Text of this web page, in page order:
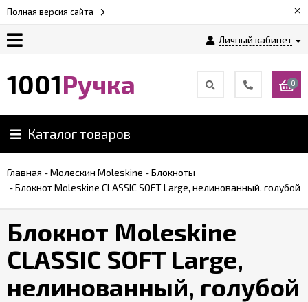
Полная версия сайта ×
Личный кабинет
Возврат
Обзоры
ручек
Контакты
1001Ручка 0
Каталог товаров
Главная -Молескин Moleskine -Блокноты
-Блокнот Moleskine CLASSIC SOFT Large, нелинованный, голубой
Блокнот Moleskine
CLASSIC SOFT Large,
нелинованный, голубой